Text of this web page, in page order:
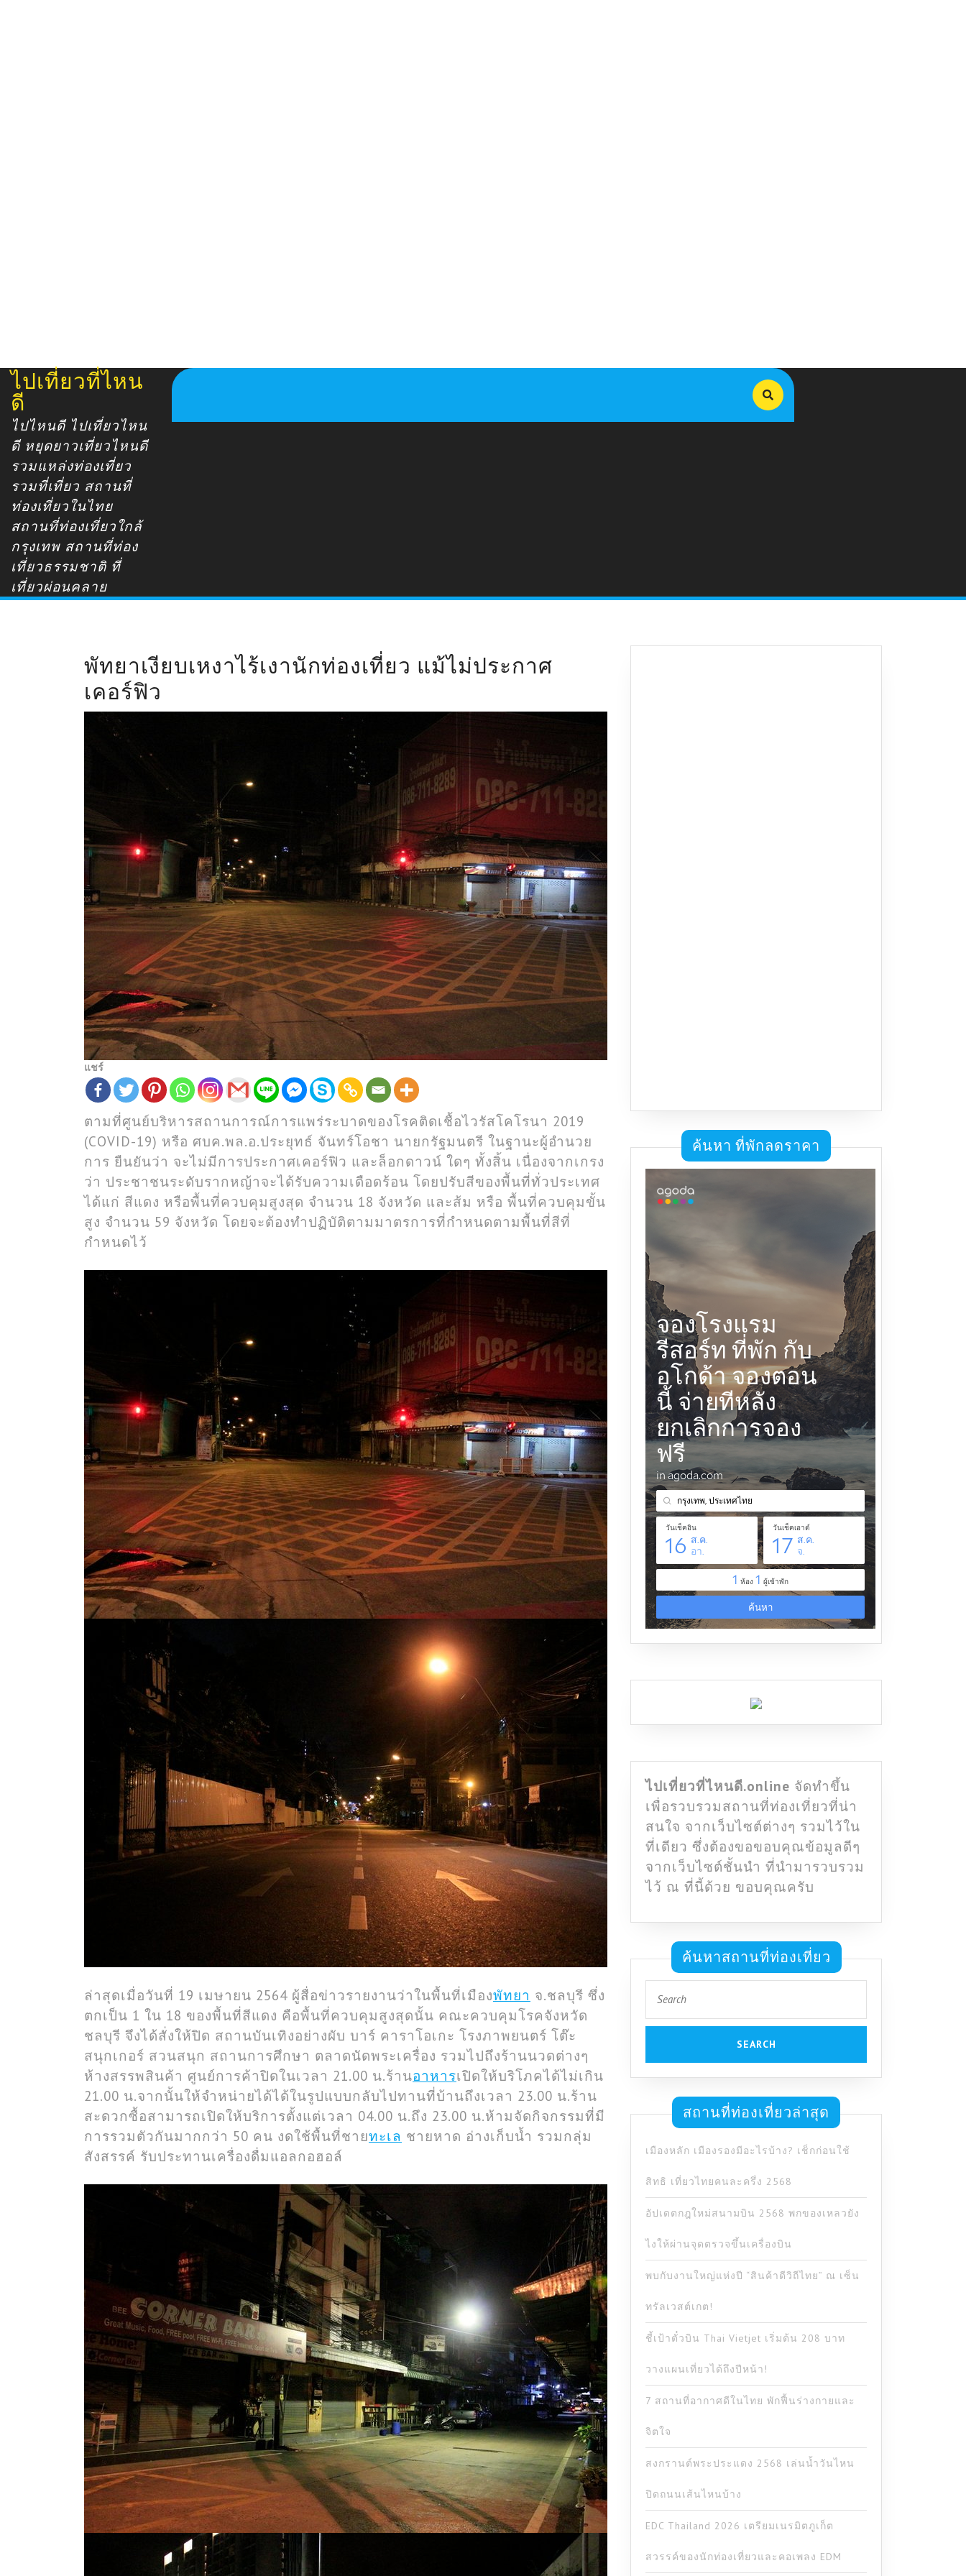
Skip
content
ไปเที่ยวที่ไหน
ดี
ไปไหนดี ไปเที่ยวไหน
ดี หยุดยาวเที่ยวไหนดี
รวมแหล่งท่องเที่ยว
รวมที่เที่ยว สถานที่
ท่องเที่ยวในไทย
สถานที่ท่องเที่ยวใกล้
กรุงเทพ สถานที่ท่อง
เที่ยวธรรมชาติ ที่
เที่ยวผ่อนคลาย
พัทยาเงียบเหงาไร้เงานักท่องเที่ยว แม้ไม่ประกาศ
เคอร์ฟิว
แชร์
ตามที่ศูนย์บริหารสถานการณ์การแพร่ระบาดของโรคติดเชื้อไวรัสโคโรนา 2019
(COVID-19) หรือ ศบค.พล.อ.ประยุทธ์ จันทร์โอชา นายกรัฐมนตรี ในฐานะผู้อำนวย
การ ยืนยันว่า จะไม่มีการประกาศเคอร์ฟิว และล็อกดาวน์ ใดๆ ทั้งสิ้น เนื่องจากเกรง
ว่า ประชาชนระดับรากหญ้าจะได้รับความเดือดร้อน โดยปรับสีของพื้นที่ทั่วประเทศ
ได้แก่ สีแดง หรือพื้นที่ควบคุมสูงสุด จำนวน 18 จังหวัด และส้ม หรือ พื้นที่ควบคุมขั้น
สูง จำนวน 59 จังหวัด โดยจะต้องทำปฏิบัติตามมาตรการที่กำหนดตามพื้นที่สีที่
กำหนดไว้
ล่าสุดเมื่อวันที่ 19 เมษายน 2564 ผู้สื่อข่าวรายงานว่าในพื้นที่เมืองพัทยา จ.ชลบุรี ซึ่ง
ตกเป็น 1 ใน 18 ของพื้นที่สีแดง คือพื้นที่ควบคุมสูงสุดนั้น คณะควบคุมโรคจังหวัด
ชลบุรี จึงได้สั่งให้ปิด สถานบันเทิงอย่างผับ บาร์ คาราโอเกะ โรงภาพยนตร์ โต๊ะ
สนุกเกอร์ สวนสนุก สถานการศึกษา ตลาดนัดพระเครื่อง รวมไปถึงร้านนวดต่างๆ
ห้างสรรพสินค้า ศูนย์การค้าปิดในเวลา 21.00 น.ร้านอาหารเปิดให้บริโภคได้ไม่เกิน
21.00 น.จากนั้นให้จำหน่ายได้ได้ในรูปแบบกลับไปทานที่บ้านถึงเวลา 23.00 น.ร้าน
สะดวกซื้อสามารถเปิดให้บริการตั้งแต่เวลา 04.00 น.ถึง 23.00 น.ห้ามจัดกิจกรรมที่มี
การรวมตัวกันมากกว่า 50 คน งดใช้พื้นที่ชายทะเล ชายหาด อ่างเก็บน้ำ รวมกลุ่ม
สังสรรค์ รับประทานเครื่องดื่มแอลกอฮอล์
ค้นหา ที่พักลดราคา
ไปเที่ยวที่ไหนดี.online จัดทำขึ้น
เพื่อรวบรวมสถานที่ท่องเที่ยวที่น่า
สนใจ จากเว็บไซต์ต่างๆ รวมไว้ใน
ที่เดียว ซึ่งต้องขอขอบคุณข้อมูลดีๆ
จากเว็บไซต์ชั้นนำ ที่นำมารวบรวม
ไว้ ณ ที่นี้ด้วย ขอบคุณครับ
ค้นหาสถานที่ท่องเที่ยว
for:
สถานที่ท่องเที่ยวล่าสุด
เมืองหลัก เมืองรองมีอะไรบ้าง? เช็กก่อนใช้
สิทธิ เที่ยวไทยคนละครึ่ง 2568
อัปเดตกฎใหม่สนามบิน 2568 พกของเหลวยัง
ไงให้ผ่านจุดตรวจขึ้นเครื่องบิน
พบกับงานใหญ่แห่งปี “สินค้าดีวิถีไทย” ณ เซ็น
ทรัลเวสต์เกต!
ชี้เป้าตั๋วบิน Thai Vietjet เริ่มต้น 208 บาท
วางแผนเที่ยวได้ถึงปีหน้า!
7 สถานที่อากาศดีในไทย พักฟื้นร่างกายและ
จิตใจ
สงกรานต์พระประแดง 2568 เล่นน้ำวันไหน
ปิดถนนเส้นไหนบ้าง
EDC Thailand 2026 เตรียมเนรมิตภูเก็ต
สวรรค์ของนักท่องเที่ยวและคอเพลง EDM